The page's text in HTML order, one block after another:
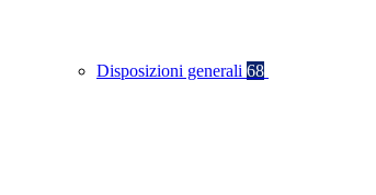
Disposizioni generali 68